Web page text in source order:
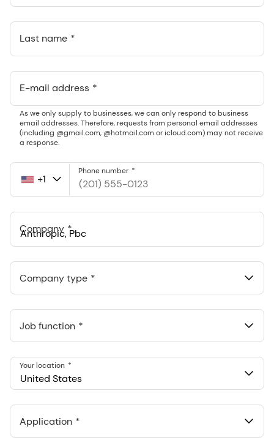
Last name
E-mail address
As we only supply to businesses, we can only respond to business
email addresses. Therefore, requests from personal email addresses
(including @gmail.com, @hotmail.com or icloud.com) may not receive
a response.
United
+1
Phone number
Company
548 Market St Pmb 90375, San Francisco, California, US
Company type
Job function
United States
Your location
Application